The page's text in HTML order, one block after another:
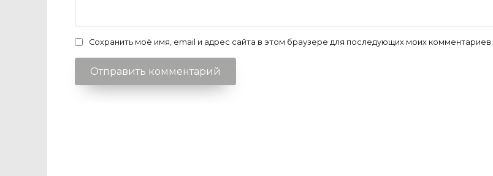
Сохранить моё имя, email и адрес сайта в этом браузере для последующих моих комментариев.